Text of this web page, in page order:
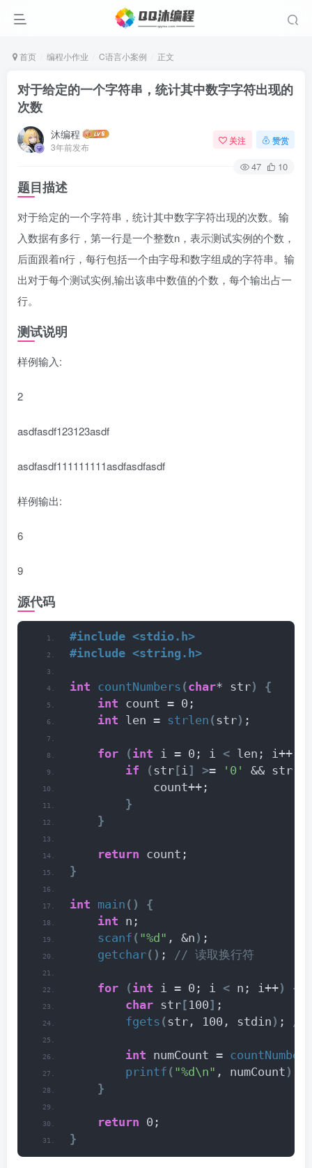
首页 编程小作业 C语言小案例 正文
对于给定的一个字符串，统计其中数字字符出现的
次数
沐编程
3年前发布
关注 赞赏
47 10
题目描述
对于给定的一个字符串，统计其中数字字符出现的次数。输
入数据有多行，第一行是一个整数n，表示测试实例的个数，
后面跟着n行，每行包括一个由字母和数字组成的字符串。输
出对于每个测试实例,输出该串中数值的个数，每个输出占一
行。
测试说明
样例输入:
2
asdfasdf123123asdf
asdfasdf111111111asdfasdfasdf
样例输出:
6
9
源代码
#include <stdio.h>
#include <string.h>
int countNumbers (char* str)
{
int count = 0;
int len = strlen (str) ;
for (int i = 0; i < len; i++
if
(str [i] >= '0' && str
            count++;
}
}
return count;
}
int main ()
{
int n;
scanf ( "%d" , &n ) ;
getchar() ; // 读取换行符
for (int i = 0; i < n; i++)
{
char str [ 100] ;
fgets (str, 100, stdin ) ; //
int numCount =
printf ( "%d\n" , numCount )
}
return 0;
}